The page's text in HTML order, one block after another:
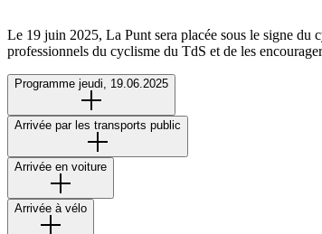
Le 19 juin 2025, La Punt sera placée sous le signe du
professionnels du cyclisme du TdS et de les
Programme jeudi, 19.06.2025
Arrivée par les transports public
Arrivée en voiture
Arrivée à vélo